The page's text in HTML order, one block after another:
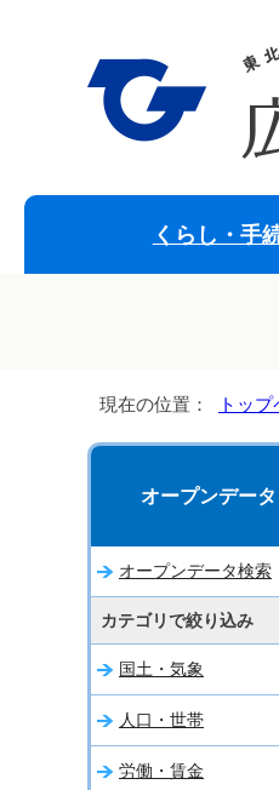
くらし・手
現在の位置： トッ
オープンデータ
オープンデータ検索
カテゴリで絞り込み
国土・気象
人口・世帯
労働・賃金